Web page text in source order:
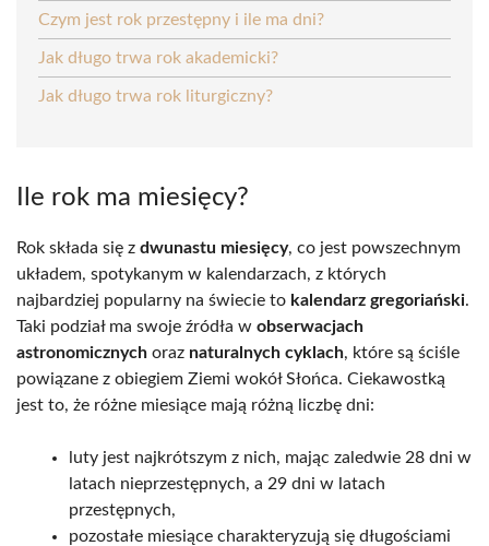
Czym jest rok przestępny i ile ma dni?
Jak długo trwa rok akademicki?
Jak długo trwa rok liturgiczny?
Ile rok ma miesięcy?
Rok składa się z dwunastu miesięcy, co jest powszechnym
układem, spotykanym w kalendarzach, z których
najbardziej popularny na świecie to kalendarz gregoriański.
Taki podział ma swoje źródła w obserwacjach
astronomicznych oraz naturalnych cyklach, które są ściśle
powiązane z obiegiem Ziemi wokół Słońca. Ciekawostką
jest to, że różne miesiące mają różną liczbę dni:
luty jest najkrótszym z nich, mając zaledwie 28 dni w
latach nieprzestępnych, a 29 dni w latach
przestępnych,
pozostałe miesiące charakteryzują się długościami